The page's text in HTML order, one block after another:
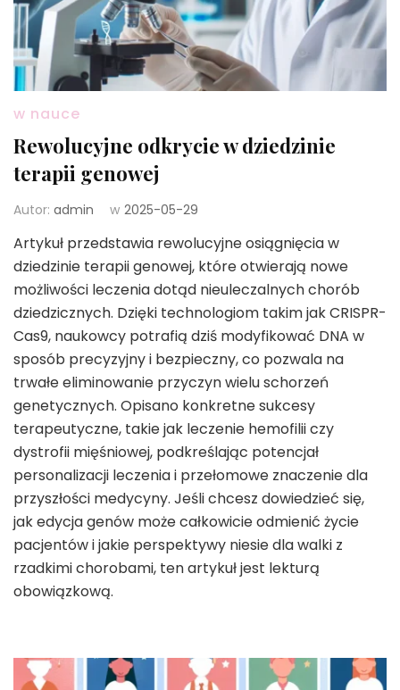
w nauce
Rewolucyjne odkrycie w dziedzinie
terapii genowej
Autor: admin w 2025-05-29
Artykuł przedstawia rewolucyjne osiągnięcia w
dziedzinie terapii genowej, które otwierają nowe
możliwości leczenia dotąd nieuleczalnych chorób
dziedzicznych. Dzięki technologiom takim jak CRISPR-
Cas9, naukowcy potrafią dziś modyfikować DNA w
sposób precyzyjny i bezpieczny, co pozwala na
trwałe eliminowanie przyczyn wielu schorzeń
genetycznych. Opisano konkretne sukcesy
terapeutyczne, takie jak leczenie hemofilii czy
dystrofii mięśniowej, podkreślając potencjał
personalizacji leczenia i przełomowe znaczenie dla
przyszłości medycyny. Jeśli chcesz dowiedzieć się,
jak edycja genów może całkowicie odmienić życie
pacjentów i jakie perspektywy niesie dla walki z
rzadkimi chorobami, ten artykuł jest lekturą
obowiązkową.